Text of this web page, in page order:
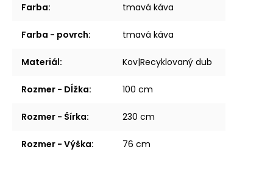
Farba: tmavá káva
Farba - povrch: tmavá káva
Materiál: Kov|Recyklovaný dub
Rozmer - Dĺžka: 100 cm
Rozmer - Šírka: 230 cm
Rozmer - Výška: 76 cm